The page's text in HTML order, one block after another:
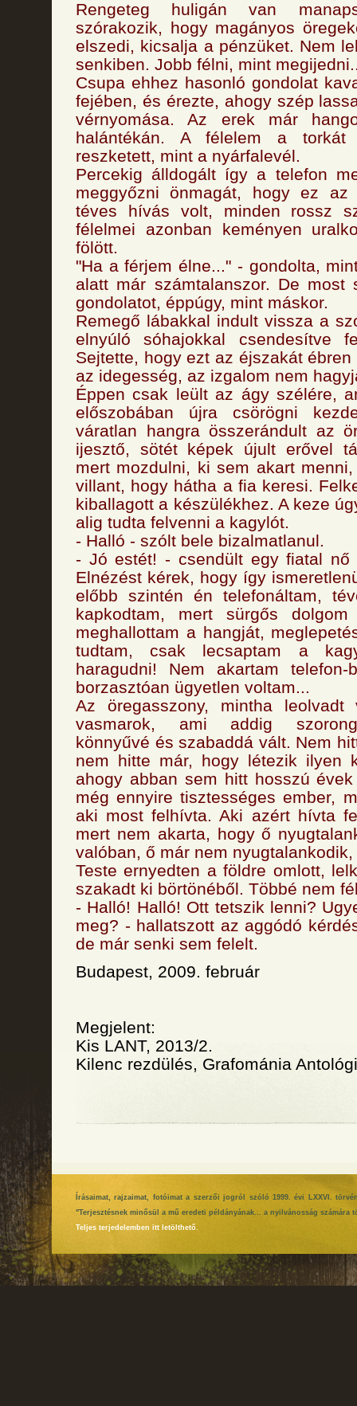
Rengeteg huligán van
szórakozik, hogy magányos
elszedi, kicsalja a pénzüket. Nem
senkiben. Jobb félni, mint
Csupa ehhez hasonló gondolat
fejében, és érezte, ahogy szép
vérnyomása. Az erek már
halántékán. A félelem a torkát
reszketett, mint a nyárfalevél.
Percekig álldogált így a telefon
meggyőzni önmagát, hogy ez
téves hívás volt, minden rossz
félelmei azonban keményen
fölött.
"Ha a férjem élne..." - gondolta,
alatt már számtalanszor. De most
gondolatot, éppúgy, mint máskor.
Remegő lábakkal indult vissza a
elnyúló sóhajokkal csendesítve
Sejtette, hogy ezt az éjszakát
az idegesség, az izgalom nem
Éppen csak leült az ágy szélére,
előszobában újra csörögni
váratlan hangra összerándult az
ijesztő, sötét képek újult erővel
mert mozdulni, ki sem akart
villant, hogy hátha a fia keresi.
kiballagott a készülékhez. A keze
alig tudta felvenni a kagylót.
- Halló - szólt bele bizalmatlanul.
- Jó estét! - csendült egy fiatal nő
Elnézést kérek, hogy így
előbb szintén én telefonáltam,
kapkodtam, mert sürgős
meghallottam a hangját,
tudtam, csak lecsaptam a
haragudni! Nem akartam telefon-
borzasztóan ügyetlen voltam...
Az öregasszony, mintha
vasmarok, ami addig
könnyűvé és szabaddá vált. Nem
nem hitte már, hogy létezik ilyen
ahogy abban sem hitt hosszú
még ennyire tisztességes ember,
aki most felhívta. Aki azért hívta
mert nem akarta, hogy ő
valóban, ő már nem
Teste ernyedten a földre omlott,
szakadt ki börtönéből. Többé nem
- Halló! Halló! Ott tetszik lenni?
meg? - hallatszott az aggódó
de már senki sem felelt.
Budapest, 2009. február
Megjelent:
Kis LANT, 2013/2.
Kilenc rezdülés, Grafománia
Írásaimat, rajzaimat, fotóimat a szerzői jogról szóló 1999. évi LXXVI.
"Terjesztésnek minősül a mű eredeti példányának... a nyilvánosság
Teljes terjedelemben itt letölthető.